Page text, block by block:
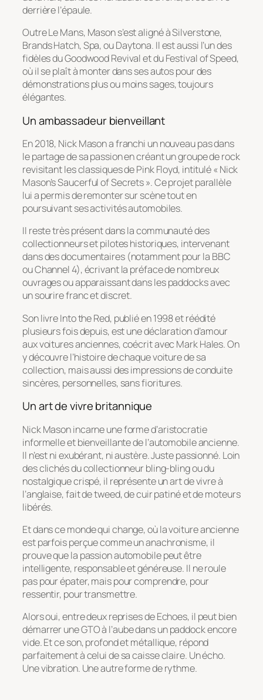
derrière l’épaule.
Outre Le Mans, Mason s’est aligné à Silverstone,
Brands Hatch, Spa, ou Daytona. Il est aussi l’un des
fidèles du Goodwood Revival et du Festival of Speed,
où il se plaît à monter dans ses autos pour des
démonstrations plus ou moins sages, toujours
élégantes.
Un ambassadeur bienveillant
En 2018, Nick Mason a franchi un nouveau pas dans
le partage de sa passion en créant un groupe de rock
revisitant les classiques de Pink Floyd, intitulé « Nick
Mason’s Saucerful of Secrets ». Ce projet parallèle
lui a permis de remonter sur scène tout en
poursuivant ses activités automobiles.
Il reste très présent dans la communauté des
collectionneurs et pilotes historiques, intervenant
dans des documentaires (notamment pour la BBC
ou Channel 4), écrivant la préface de nombreux
ouvrages ou apparaissant dans les paddocks avec
un sourire franc et discret.
Son livreInto the Red, publié en 1998 et réédité
plusieurs fois depuis, est une déclaration d’amour
aux voitures anciennes, coécrit avec Mark Hales. On
y découvre l’histoire de chaque voiture de sa
collection, mais aussi des impressions de conduite
sincères, personnelles, sans fioritures.
Un art de vivre britannique
Nick Mason incarne une forme d’aristocratie
informelle et bienveillante de l’automobile ancienne.
Il n’est ni exubérant, ni austère. Juste passionné. Loin
des clichés du collectionneur bling-bling ou du
nostalgique crispé, il représente un art de vivre à
l’anglaise, fait de tweed, de cuir patiné et de moteurs
libérés.
Et dans ce monde qui change, où la voiture ancienne
est parfois perçue comme un anachronisme, il
prouve que la passion automobile peut être
intelligente, responsable et généreuse. Il ne roule
pas pour épater, mais pour comprendre, pour
ressentir, pour transmettre.
Alors oui, entre deux reprises deEchoes, il peut bien
démarrer une GTO à l’aube dans un paddock encore
vide. Et ce son, profond et métallique, répond
parfaitement à celui de sa caisse claire. Un écho.
Une vibration. Une autre forme de rythme.